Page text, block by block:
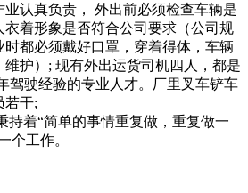
业认真负责， 外出前必须检查车辆是
衣着形象是否符合公司要求（公司规
时都必须戴好口罩，穿着得体，车辆
护）; 现有外出运货司机四人，都是
驾驶经验的专业人才。厂里叉车铲车
若干;
持着“简单的事情重复做，重复做一
个工作。